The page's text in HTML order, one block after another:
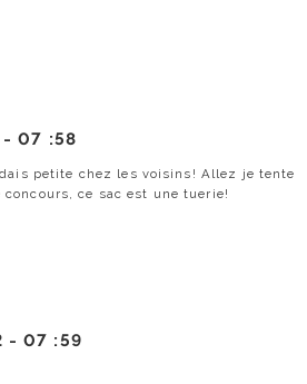
-07 :58
petite chez les voisins! Allez je tente
ce sac est une tuerie!
-07 :59